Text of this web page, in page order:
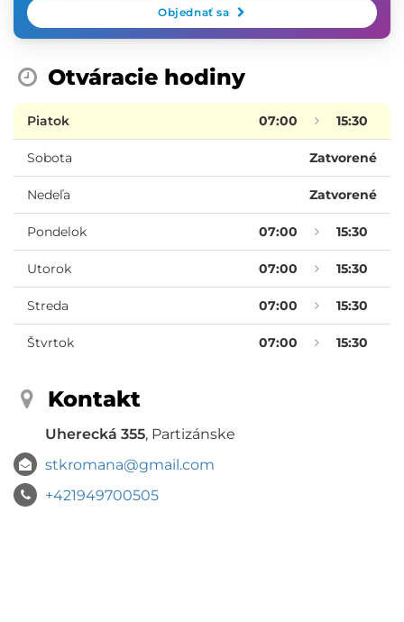
Objednať sa
Otváracie hodiny
Piatok 07:00 15:30
Sobota Zatvorené
Nedeľa Zatvorené
Pondelok 07:00 15:30
Utorok 07:00 15:30
Streda 07:00 15:30
Štvrtok 07:00 15:30
Kontakt
Uherecká 355, Partizánske
stkromana@gmail.com
+421949700505